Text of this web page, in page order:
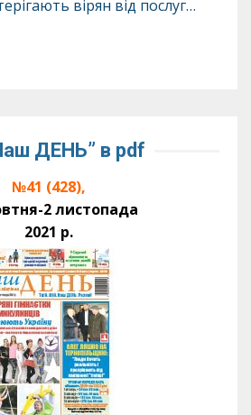
вірян від послуг…
ДЕНЬ” в pdf
№41 (428),
2 листопада
2021 р.